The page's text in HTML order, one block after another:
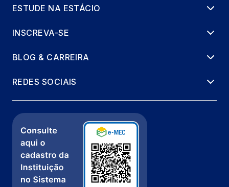
ESTUDE NA ESTÁCIO
INSCREVA-SE
BLOG & CARREIRA
REDES SOCIAIS